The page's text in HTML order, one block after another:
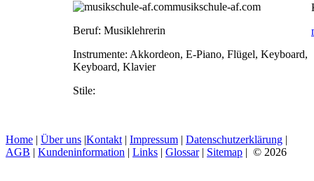
musikschule-af.com
Beruf: Musiklehrerin
Instrumente: Akkordeon, E-Piano, Flügel, Keyboard,
Keyboard, Klavier
Stile:
Home | Über uns |Kontakt | Impressum | Datenschutzerklärung |
AGB | Kundeninformation | Links | Glossar| Sitemap | © 2026